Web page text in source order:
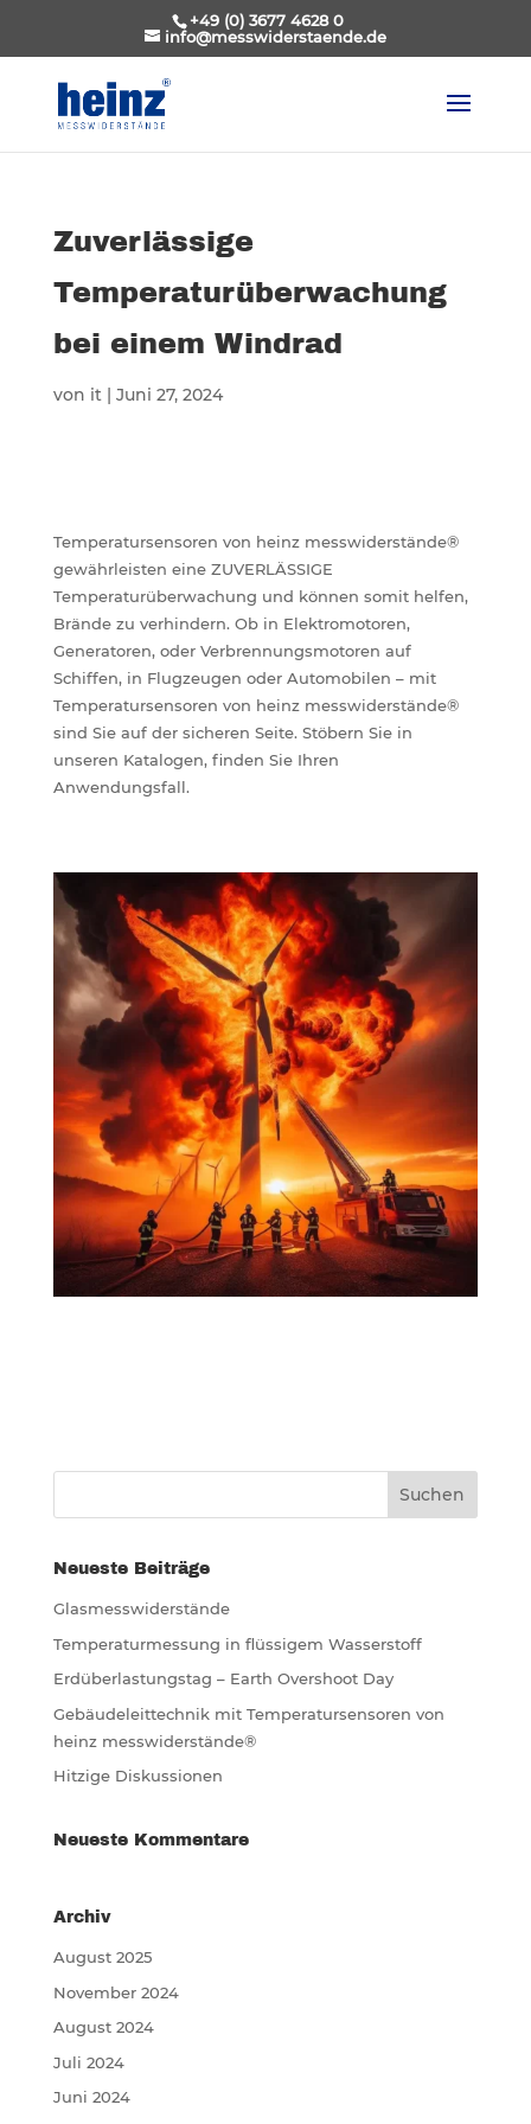
+49 (0) 3677 4628 0
info@messwiderstaende.de
Zuverlässige
Temperaturüberwachung
bei einem Windrad
von it| Juni 27, 2024
Temperatursensoren von heinz messwiderstände®
gewährleisten eine ZUVERLÄSSIGE
Temperaturüberwachung und können somit helfen,
Brände zu verhindern. Ob in Elektromotoren,
Generatoren, oder Verbrennungsmotoren auf
Schiffen, in Flugzeugen oder Automobilen – mit
Temperatursensoren von heinz messwiderstände®
sind Sie auf der sicheren Seite. Stöbern Sie in
unseren Katalogen, finden Sie Ihren
Anwendungsfall.
Neueste Beiträge
Glasmesswiderstände
Temperaturmessung in flüssigem Wasserstoff
Erdüberlastungstag – Earth Overshoot Day
Gebäudeleittechnik mit Temperatursensoren von
heinz messwiderstände®
Hitzige Diskussionen
Neueste Kommentare
Archiv
August 2025
November 2024
August 2024
Juli 2024
Juni 2024